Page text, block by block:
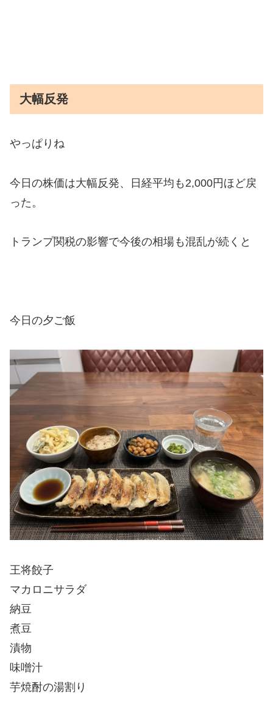
大幅反発
やっぱりね
今日の株価は大幅反発、日経平均も2,000円ほど戻
った。
トランプ関税の影響で今後の相場も混乱が続くと
今日の夕ご飯
王将餃子
マカロニサラダ
納豆
煮豆
漬物
味噌汁
芋焼酎の湯割り